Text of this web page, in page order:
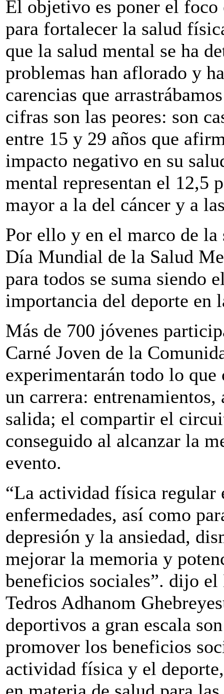
El objetivo es poner el
para fortalecer la salud
que la salud mental se ha
problemas han aflorado y
carencias que
cifras son las peores: son
entre 15 y 29 años que
impacto negativo en su
mental representan el 12,5
mayor a la del cáncer y a
Por ello y en el marco de la
Día Mundial de la Salud
para todos se suma siendo
importancia del deporte en
Más de 700 jóvenes
Carné Joven de la
experimentarán todo lo
un carrera:
salida; el compartir el
conseguido al alcanzar la
evento.
“La actividad física regular
enfermedades, así como
depresión y la ansiedad,
mejorar la memoria y
beneficios sociales”. dijo
Tedros Adhanom
deportivos a gran escala
promover los beneficios
actividad física y el